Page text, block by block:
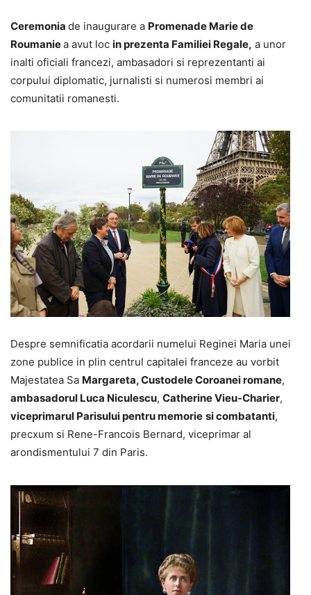
Ceremonia de inaugurare a Promenade Marie de
Roumaniea avut loc in prezenta Familiei Regale, a unor
inalti oficiali francezi, ambasadori si reprezentanti ai
corpului diplomatic, jurnalisti si numerosi membri ai
comunitatii romanesti.
Despre semnificatia acordarii numelui Reginei Maria unei
zone publice in plin centrul capitalei franceze au vorbit
Majestatea Sa Margareta, Custodele Coroanei romane,
ambasadorul Luca Niculescu, Catherine Vieu-Charier,
viceprimarul Parisului pentru memorie si combatanti,
precxum si Rene-Francois Bernard, viceprimar al
arondismentului 7 din Paris.